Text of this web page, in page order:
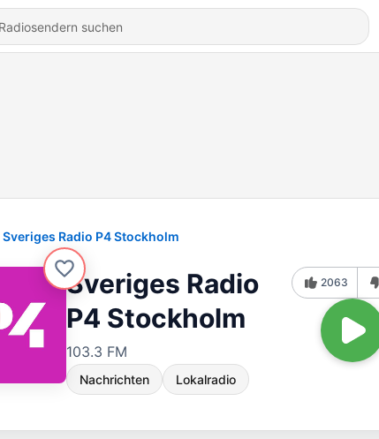
Sveriges Radio P4 Stockholm
Sveriges Radio
P4 Stockholm
103.3 FM
Nachrichten Lokalradio
2063